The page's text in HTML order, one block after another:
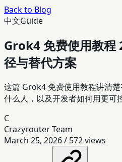
Back to Blog
中文Guide
Grok4 免费使用教程
径与替代方案
这篇 Grok4 免费使用教程讲清
什么人，以及开发者如何用更可
C
Crazyrouter Team
March 25, 2026/ 572views